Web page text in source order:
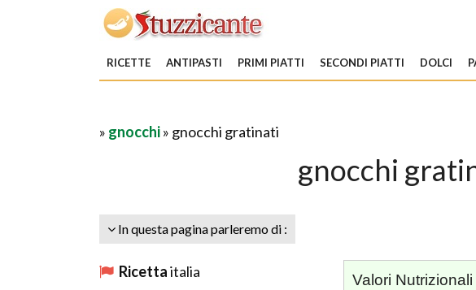
RICETTE ANTIPASTI PRIMI PIATTI SECONDI PIATTI DOLCI
» gnocchi» gnocchi gratinati
gnocchi
In questa pagina parleremo di :
Ricettaitalia
Valori Nutrizionali